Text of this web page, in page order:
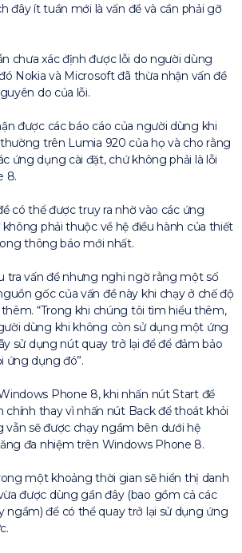
đây ít tuần mới là vấn đề và cần phải gỡ
chưa xác định được lỗi do người dùng
Nokia và Microsoft đã thừa nhận vấn đề
do của lỗi.
được các báo cáo của người dùng khi
trên Lumia 920 của họ và cho rằng
ứng dụng cài đặt, chứ không phải là lỗi
8.
có thể được truy ra nhờ vào các ứng
phải thuộc về hệ điều hành của thiết
thông báo mới nhất.
tra vấn đề nhưng nghi ngờ rằng một số
gốc của vấn đề này khi chạy ở chế độ
thêm. “Trong khi chúng tôi tìm hiểu thêm,
dùng khi không còn sử dụng một ứng
sử dụng nút quay trở lại để để đảm bảo
ứng dụng đó”.
Phone 8, khi nhấn nút Start để
chính thay vì nhấn nút Back để thoát khỏi
sẽ được chạy ngầm bên dưới hệ
đa nhiệm trên Windows Phone 8.
một khoảng thời gian sẽ hiển thị danh
được dùng gần đây (bao gồm cả các
ngầm) để có thể quay trở lại sử dụng ứng